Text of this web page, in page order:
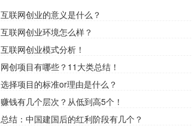
互联网创业的意义是什么？
互联网创业环境怎么样？
互联网创业模式分析！
网创项目有哪些？11大类总结！
选择项目的标准or理由是什么？
赚钱有几个层次？从低到高5个！
总结：中国建国后的红利阶段有几个？